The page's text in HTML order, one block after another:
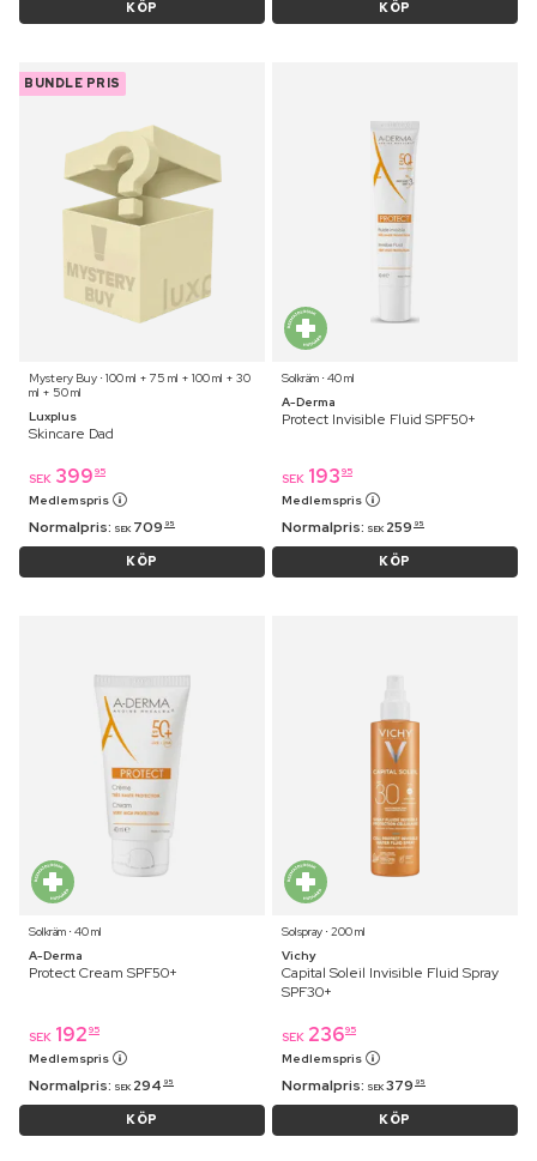
KÖP KÖP
BUNDLE PRIS
Mystery Buy ⋅ 100 ml + 75 ml + 100 ml + 30
ml + 50 ml
Luxplus
Skincare Dad
SEK 399 95
Medlemspris
Normalpris: SEK 709 95
KÖP
Solkräm ⋅ 40 ml
A-Derma
Protect Invisible Fluid SPF50+
SEK 193 95
Medlemspris
Normalpris: SEK 259 95
KÖP
Solkräm ⋅ 40 ml
A-Derma
Protect Cream SPF50+
SEK 192 95
Medlemspris
Normalpris: SEK 294 95
KÖP
Solspray ⋅ 200 ml
Vichy
Capital Soleil Invisible Fluid Spray
SPF30+
SEK 23695
Medlemspris
Normalpris: SEK 379 95
KÖP